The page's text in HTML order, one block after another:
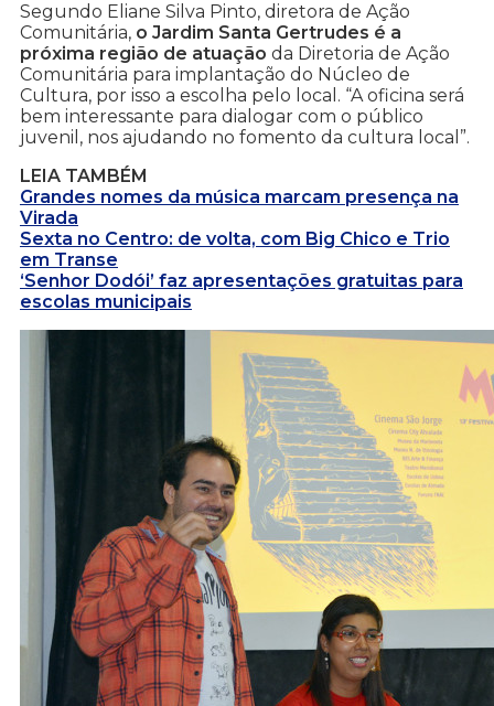
Segundo Eliane Silva Pinto, diretora de Ação
Comunitária, o Jardim Santa Gertrudes é a
próxima região de atuação da Diretoria de Ação
Comunitária para implantação do Núcleo de
Cultura, por isso a escolha pelo local. “A oficina será
bem interessante para dialogar com o público
juvenil, nos ajudando no fomento da cultura local”.
LEIA TAMBÉM
Grandes nomes da música marcam presença na
Virada
Sexta no Centro: de volta, com Big Chico e Trio
em Transe
‘Senhor Dodói’ faz apresentações gratuitas para
escolas municipais